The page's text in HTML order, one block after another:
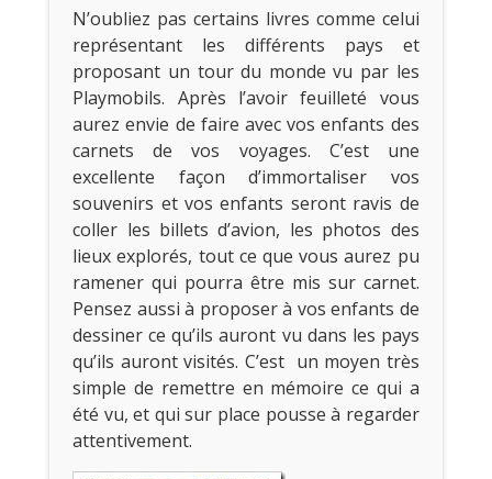
N’oubliez pas certains livres comme celui
représentant les différents pays et
proposant un tour du monde vu par les
Playmobils. Après l’avoir feuilleté vous
aurez envie de faire avec vos enfants des
carnets de vos voyages. C’est une
excellente façon d’immortaliser vos
souvenirs et vos enfants seront ravis de
coller les billets d’avion, les photos des
lieux explorés, tout ce que vous aurez pu
ramener qui pourra être mis sur carnet.
Pensez aussi à proposer à vos enfants de
dessiner ce qu’ils auront vu dans les pays
qu’ils auront visités. C’est un moyen très
simple de remettre en mémoire ce qui a
été vu, et qui sur place pousse à regarder
attentivement.